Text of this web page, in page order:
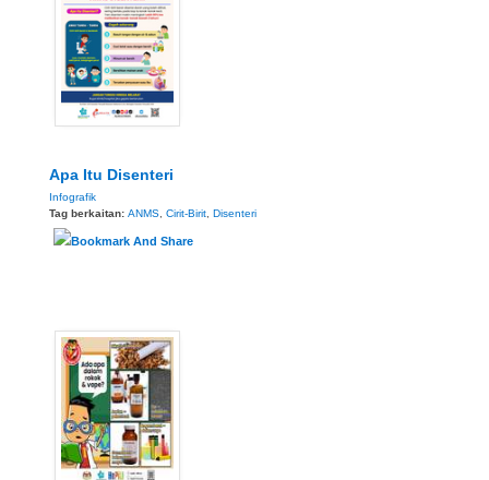
Apa Itu Disenteri
Infografik
Tag berkaitan: ANMS Cirit-Birit Disenteri